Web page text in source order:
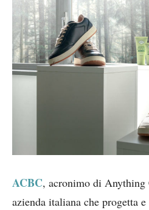
ACBC, acronimo di Anything
azienda italiana che progetta